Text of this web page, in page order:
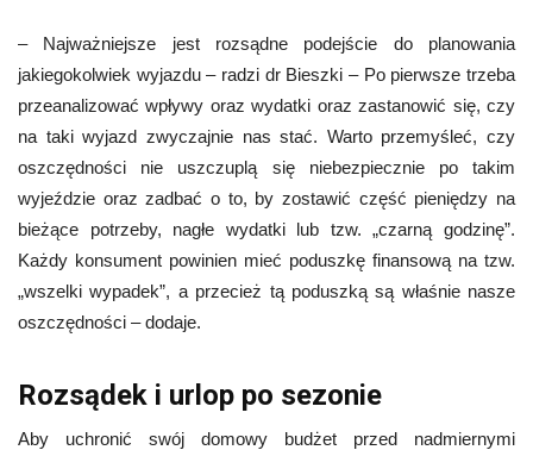
– Najważniejsze jest rozsądne podejście do planowania
jakiegokolwiek wyjazdu – radzi dr Bieszki – Po pierwsze trzeba
przeanalizować wpływy oraz wydatki oraz zastanowić się, czy
na taki wyjazd zwyczajnie nas stać. Warto przemyśleć, czy
oszczędności nie uszczuplą się niebezpiecznie po takim
wyjeździe oraz zadbać o to, by zostawić część pieniędzy na
bieżące potrzeby, nagłe wydatki lub tzw. „czarną godzinę”.
Każdy konsument powinien mieć poduszkę finansową na tzw.
„wszelki wypadek”, a przecież tą poduszką są właśnie nasze
oszczędności – dodaje.
Rozsądek i urlop po sezonie
Aby uchronić swój domowy budżet przed nadmiernymi